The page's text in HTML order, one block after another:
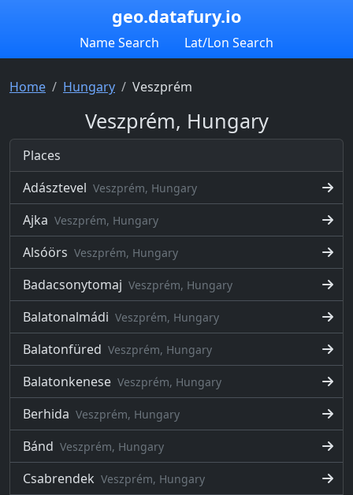
geo.datafury.io
Name Search Lat/Lon Search
Home Hungary Veszprém
Veszprém, Hungary
Places
Adásztevel Veszprém, Hungary
Ajka Veszprém, Hungary
Alsóörs Veszprém, Hungary
Badacsonytomaj Veszprém, Hungary
Balatonalmádi Veszprém, Hungary
Balatonfüred Veszprém, Hungary
Balatonkenese Veszprém, Hungary
Berhida Veszprém, Hungary
Bánd Veszprém, Hungary
Csabrendek Veszprém, Hungary